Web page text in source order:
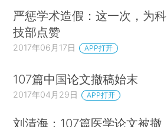
严惩学术造假：这一次，为科
技部点赞
2017年06月17日 APP打开
107篇中国论文撤稿始末
2017年04月29日 APP打开
刘清海：107篇医学论文被撤